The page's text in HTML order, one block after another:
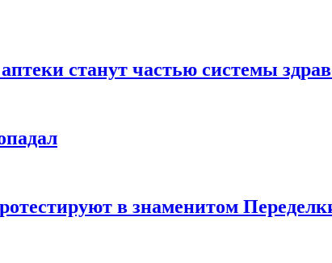
станут частью системы
в знаменитом